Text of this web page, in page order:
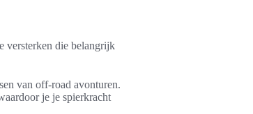
versterken die belangrijk
van off-road avonturen.
je je spierkracht